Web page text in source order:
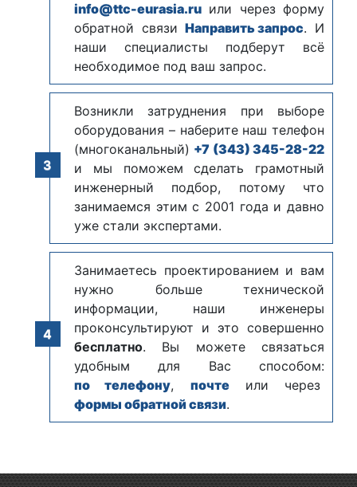
info@ttc-eurasia.ru или через форму
обратной связиНаправить запрос. И
наши специалисты подберут всё
необходимое под ваш запрос.
Возникли затруднения при выборе
оборудования – наберите наш телефон
(многоканальный) +7 (343) 345-28-22
и мы поможем сделать грамотный
инженерный подбор, потому что
занимаемся этим с 2001 года и давно
уже стали экспертами.
Занимаетесь проектированием и вам
нужно больше технической
информации, наши инженеры
проконсультируют и это совершенно
бесплатно. Вы можете связаться
удобным для Вас способом:
по телефону, почтеили через
формы обратной связи.